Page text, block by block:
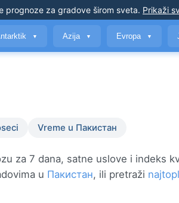
prognoze za gradove širom sveta. Prikaži
▼ Azija ▼ Evropa ▼
Vreme u Пакистан
za 7 dana, satne uslove i indeks
u Пакистан, ili pretraži